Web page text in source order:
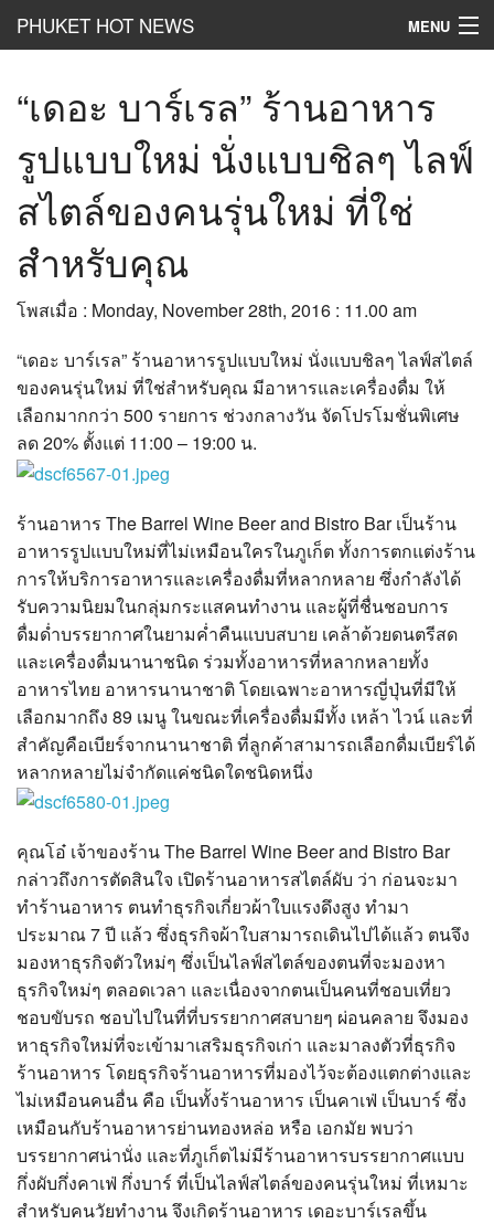
PHUKET HOT NEWS MENU
HotClip
Hot List
Hot Gossip
Hot Business
เที่ยว ชิม ช๊อป
HotHealth and Beauty
PR News
อยากบอกอยากเล่า
?>
“เดอะ บาร์เรล” ร้านอาหาร
รูปแบบใหม่ นั่งแบบชิลๆ ไลฟ์
สไตล์ของคนรุ่นใหม่ ที่ใช่
สำหรับคุณ
โพสเมื่อ : Monday, November 28th, 2016 : 11.00 am
“เดอะ บาร์เรล” ร้านอาหารรูปแบบใหม่ นั่งแบบชิลๆ ไลฟ์สไตล์
ของคนรุ่นใหม่ ที่ใช่สำหรับคุณ มีอาหารและเครื่องดื่ม ให้
เลือกมากกว่า 500 รายการ ช่วงกลางวัน จัดโปรโมชั่นพิเศษ
ลด 20% ตั้งแต่ 11:00 – 19:00 น.
ร้านอาหาร The Barrel Wine Beer and Bistro Bar เป็นร้าน
อาหารรูปแบบใหม่ที่ไม่เหมือนใครในภูเก็ต ทั้งการตกแต่งร้าน
การให้บริการอาหารและเครื่องดื่มที่หลากหลาย ซึ่งกำลังได้
รับความนิยมในกลุ่มกระแสคนทำงาน และผู้ที่ชื่นชอบการ
ดื่มด่ำบรรยากาศในยามค่ำคืนแบบสบาย เคล้าด้วยดนตรีสด
และเครื่องดื่มนานาชนิด ร่วมทั้งอาหารที่หลากหลายทั้ง
อาหารไทย อาหารนานาชาติ โดยเฉพาะอาหารญี่ปุ่นที่มีให้
เลือกมากถึง 89 เมนู ในขณะที่เครื่องดื่มมีทั้ง เหล้า ไวน์ และที่
สำคัญคือเบียร์จากนานาชาติ ที่ลูกค้าสามารถเลือกดื่มเบียร์ได้
หลากหลายไม่จำกัดแค่ชนิดใดชนิดหนึ่ง
คุณโอ๋ เจ้าของร้าน The Barrel Wine Beer and Bistro Bar
กล่าวถึงการตัดสินใจ เปิดร้านอาหารสไตล์ผับ ว่า ก่อนจะมา
ทำร้านอาหาร ตนทำธุรกิจเกี่ยวผ้าใบแรงดึงสูง ทำมา
ประมาณ 7 ปี แล้ว ซึ่งธุรกิจผ้าใบสามารถเดินไปได้แล้ว ตนจึง
มองหาธุรกิจตัวใหม่ๆ ซึ่งเป็นไลฟ์สไตล์ของตนที่จะมองหา
ธุรกิจใหม่ๆ ตลอดเวลา และเนื่องจากตนเป็นคนที่ชอบเที่ยว
ชอบขับรถ ชอบไปในที่ที่บรรยากาศสบายๆ ผ่อนคลาย จึงมอง
หาธุรกิจใหม่ที่จะเข้ามาเสริมธุรกิจเก่า และมาลงตัวที่ธุรกิจ
ร้านอาหาร โดยธุรกิจร้านอาหารที่มองไว้จะต้องแตกต่างและ
ไม่เหมือนคนอื่น คือ เป็นทั้งร้านอาหาร เป็นคาเฟ่ เป็นบาร์ ซึ่ง
เหมือนกับร้านอาหารย่านทองหล่อ หรือ เอกมัย พบว่า
บรรยากาศน่านั่ง และที่ภูเก็ตไม่มีร้านอาหารบรรยากาศแบบ
กึ่งผับกึ่งคาเฟ่ กึ่งบาร์ ที่เป็นไลฟ์สไตล์ของคนรุ่นใหม่ ที่เหมาะ
สำหรับคนวัยทำงาน จึงเกิดร้านอาหาร เดอะบาร์เรลขึ้น